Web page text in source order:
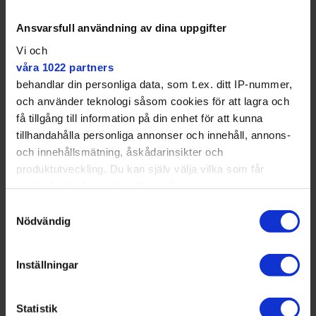
Ansvarsfull användning av dina uppgifter
Vi och
våra 1022 partners
behandlar din personliga data, som t.ex. ditt IP-nummer,
och använder teknologi såsom cookies för att lagra och
få tillgång till information på din enhet för att kunna
tillhandahålla personliga annonser och innehåll, annons-
och innehållsmätning, åskådarinsikter och
produktutveckling. Du kan själv välja vilka som får
Med din tillåtelse skulle vi även vilja:
som kan ha en noggrannhet på upp till flera meter
Identifiera din enhet genom att aktivt skanna den
Ta reda på mer om hur dina personliga uppgifter
Nödvändig
Inställningar
Statistik
Över tusen personer besökte firandet 2012. Då med den gamla
stången.
Danderyds hembygdsförening
mycket och det finns ingen tid